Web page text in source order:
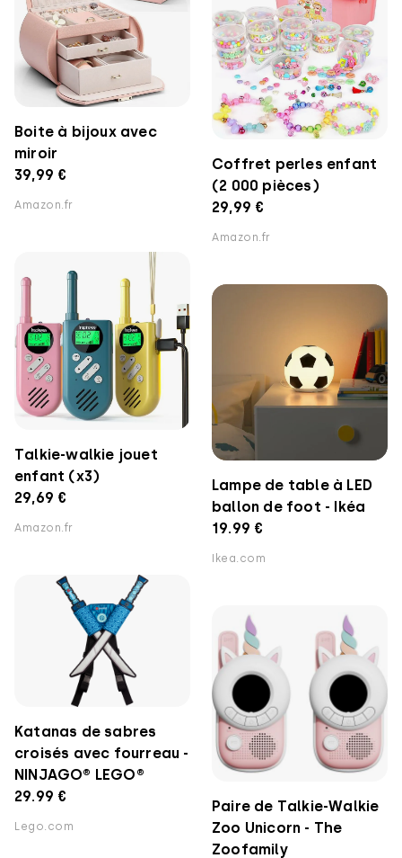
Boite à bijoux avec
miroir
39,99 €
Amazon.fr
Coffret perles enfant
(2 000 pièces)
29,99 €
Amazon.fr
Talkie-walkie jouet
enfant (x3)
29,69 €
Amazon.fr
Lampe de table à LED
ballon de foot - Ikéa
19.99 €
Ikea.com
Katanas de sabres
croisés avec fourreau -
NINJAGO® LEGO®
29.99 €
Lego.com
Paire de Talkie-Walkie
Zoo Unicorn - The
Zoofamily